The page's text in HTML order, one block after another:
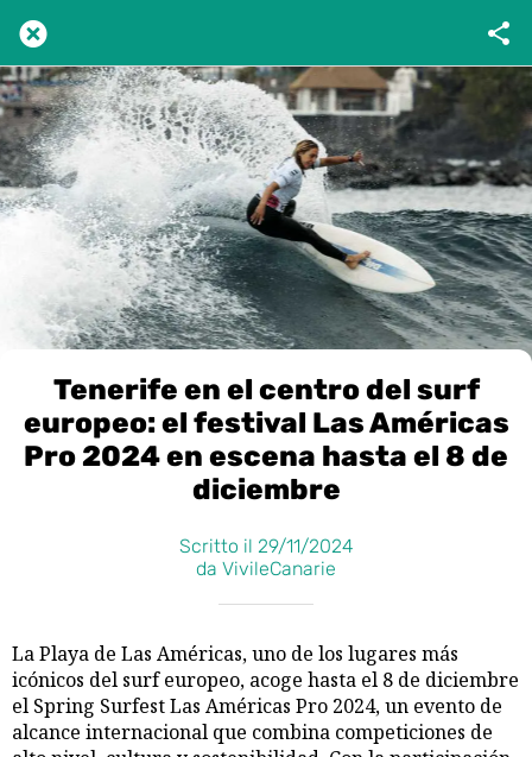
Tenerife en el centro del surf
europeo: el festival Las Américas
Pro 2024 en escena hasta el 8 de
diciembre
Scritto il 29/11/2024
da VivileCanarie
La Playa de Las Américas, uno de los lugares más
icónicos del surf europeo, acoge hasta el 8 de diciembre
el Spring Surfest Las Américas Pro 2024, un evento de
alcance internacional que combina competiciones de